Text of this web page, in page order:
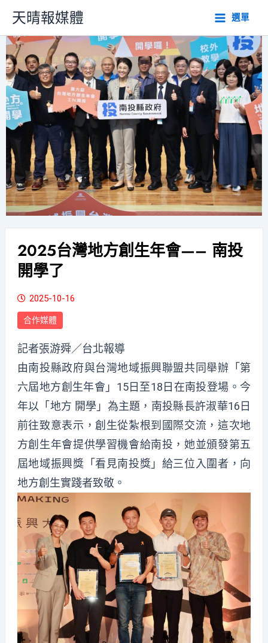
主
內
容
天晴報媒體 選單
2025台灣地方創生年會—– 南投
開學了
2025-10-16
合作媒體
記者張游舜／台北報導
由南投縣政府與台灣地域振興聯盟共同舉辦「第
六屆地方創生年會」15日至18日在南投登場。今
年以「地方 開學」為主題，南投縣長許淑華16日
前往致意表示，創生從紮根到國際交流，這次地
方創生年會提供學習機會給南投，她並頒發第五
屆地域振興獎「看見南投獎」給三位入圍者，向
地方創生實踐者致敬。